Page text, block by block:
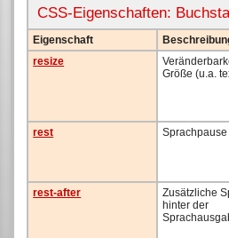
CSS-Eigenschaften:
Eigenschaft
resize
Größe (u.a.
rest
rest-after
Zusätzliche
hinter der